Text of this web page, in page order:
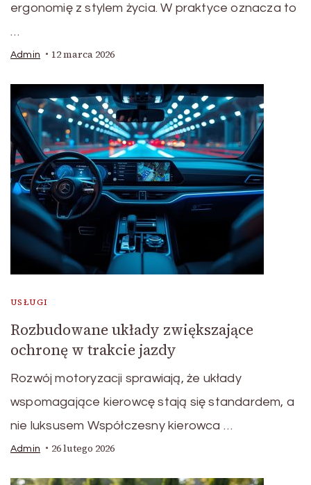
ergonomię z stylem życia. W praktyce oznacza to
…
Admin 12 marca 2026
USŁUGI
Rozbudowane układy zwiększające
ochronę w trakcie jazdy
Rozwój motoryzacji sprawiają, że układy
wspomagające kierowcę stają się standardem, a
nie luksusem Współczesny kierowca …
Admin 26 lutego 2026